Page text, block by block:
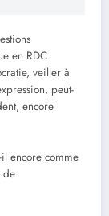
en RDC.
veiller à
peut-
encore
encore comme
de